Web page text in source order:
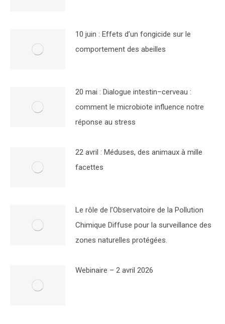
10 juin : Effets d’un fongicide sur le
comportement des abeilles
20 mai : Dialogue intestin–cerveau :
comment le microbiote influence notre
réponse au stress
22 avril : Méduses, des animaux à mille
facettes
Le rôle de l’Observatoire de la Pollution
Chimique Diffuse pour la surveillance des
zones naturelles protégées.
Webinaire – 2 avril 2026